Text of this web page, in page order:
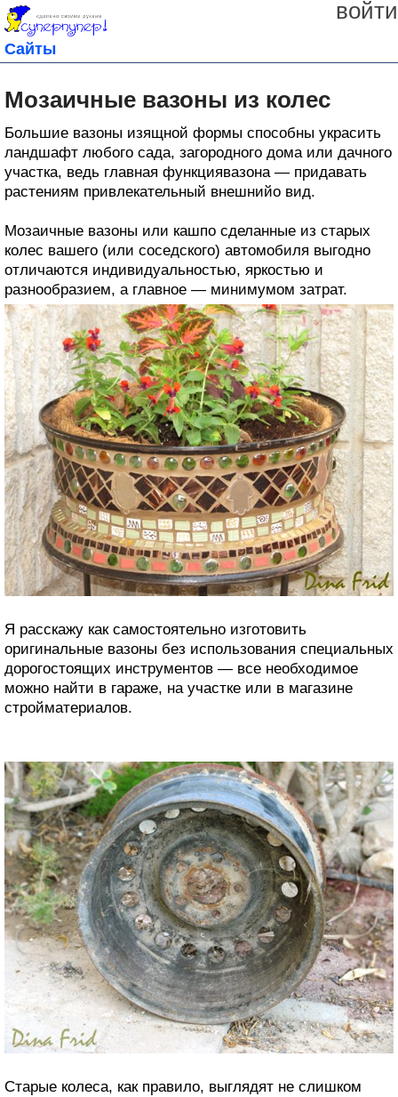
войти
Сайты
Мозаичные вазоны из колес
Большие вазоны изящной формы способны украсить
ландшафт любого сада, загородного дома или дачного
участка, ведь главная функциявазона — придавать
растениям привлекательный внешнийо вид.
Мозаичные вазоны или кашпо сделанные из старых
колес вашего (или соседского) автомобиля выгодно
отличаются индивидуальностью, яркостью и
разнообразием, а главное — минимумом затрат.
Я расскажу как самостоятельно изготовить
оригинальные вазоны без использования специальных
дорогостоящих инструментов — все необходимое
можно найти в гараже, на участке или в магазине
стройматериалов.
Старые колеса, как правило, выглядят не слишком